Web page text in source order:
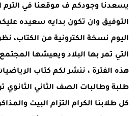
يسعدنا وجودكم ف موقعنا في الترم
التوفيق وان تكون بدايه سعيده
اليوم نسخة الكترونية من الكتاب،
التي تمر بها البلاد ويعيشها
طلبة وطالبات الصف الثاني الثانوي
كل طلابنا الكرام التزام البيت